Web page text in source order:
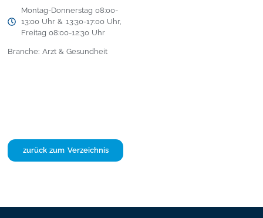
Montag-Donnerstag 08:00-
13:00 Uhr & 13:30-17:00 Uhr,
Freitag 08:00-12:30 Uhr
Branche: Arzt & Gesundheit
zurück zum Verzeichnis